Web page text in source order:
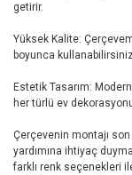
getirir.
Yüksek Kalite:
boyunca
Estetik Tasarım:
her türlü ev
Çerçevenin montajı
yardımına ihtiyaç
farklı renk seçenekleri